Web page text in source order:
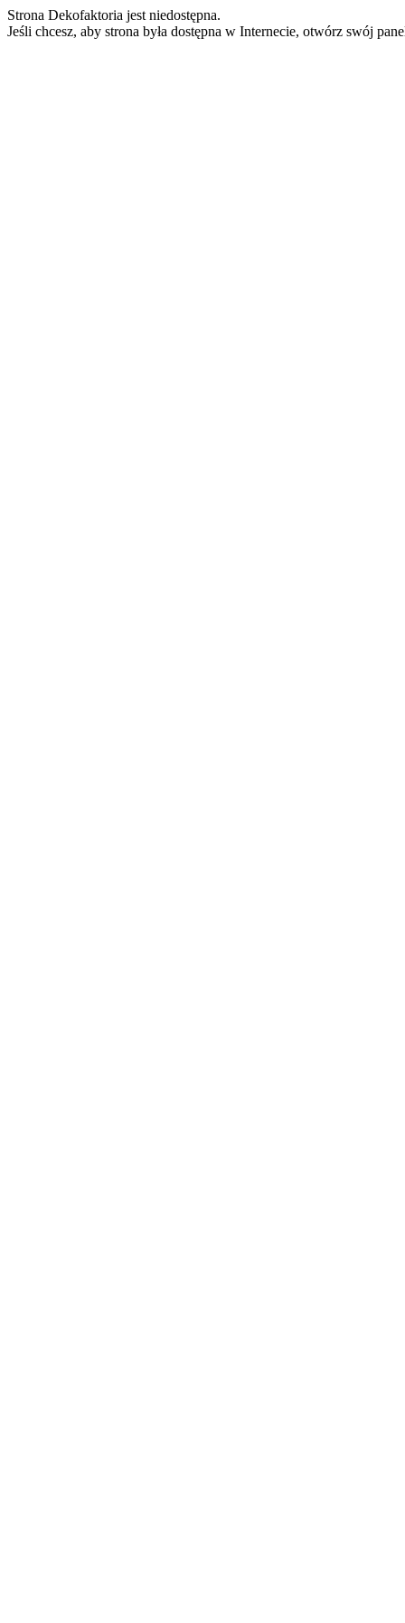
Strona Dekofaktoria jest niedostępna.
Jeśli chcesz, aby strona była dostępna w Internecie, otwórz swój